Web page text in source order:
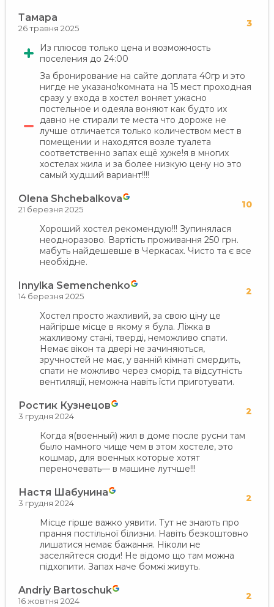
Тамара 3
26 травня 2025
Из плюсов только цена и возможность
поселения до 24:00
За бронирование на сайте доплата 40гр и это
нигде не указано!комната на 15 мест проходная
сразу у входа в хостел воняет ужасно
постельное и одеяла воняют как будто их
давно не стирали те места что дороже не
лучше отличается только количеством мест в
помещении и находятся возле туалета
соответственно запах ещё хуже!я в многих
хостелах жила и за более низкую цену но это
самый худший вариант!!!!
Olena Shchebalkova 10
21 березня 2025
Хороший хостел рекомендую!!! Зупинялася
неодноразово. Вартість проживання 250 грн.
мабуть найдешевше в Черкасах. Чисто та є все
необхідне.
Innylka Semenchenko 2
14 березня 2025
Хостел просто жахливий, за свою ціну це
найгірше місце в якому я була. Ліжка в
жахливому стані, тверді, неможливо спати.
Немає вікон та двері не зачиняються,
зручностей не має, у ванній кімнаті смердить,
спати не можливо через сморід та відсутність
вентиляції, неможна навіть їсти приготувати.
Ростик Кузнецов 2
3 грудня 2024
Когда я(военный) жил в доме после русни там
было намного чище чем в этом хостеле, это
кошмар, для военных которые хотят
переночевать— в машине лутчше!!!
Настя Шабунина 2
3 грудня 2024
Місце гірше важко уявити. Тут не знають про
прання постільної білизни. Навіть безкоштовно
лишатися немає бажання. Ніколи не
заселяйтеся сюди! Не відомо що там можна
підхопити. Запах наче бомжі живуть.
Andriy Bartoschuk 2
16 жовтня 2024